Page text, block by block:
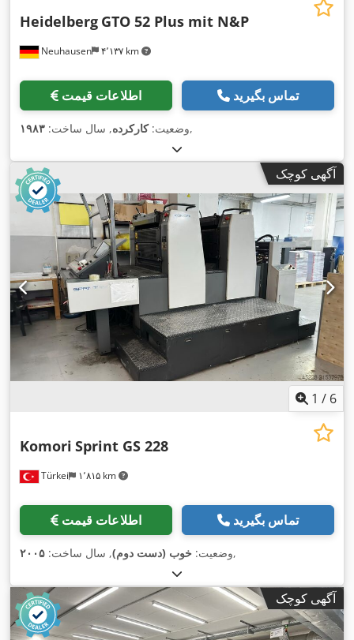
Neuhausen ۴٬۱۳۷ km
Heidelberg GTO 52 Plus mit N&P
اطلاعات قیمت تماس بگیرید
وضعیت:کارکرده, سال ساخت: ۱۹۸۳ ,
آگهی کوچک
1 / 6
Türkei ۱٬۸۱۵ km
Komori Sprint GS 228
اطلاعات قیمت تماس بگیرید
وضعیت: خوب (دست دوم), سال ساخت: ۲۰۰۵ ,
آگهی کوچک